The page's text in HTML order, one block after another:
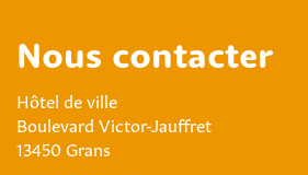
Nous contacter
Hôtel de ville
Boulevard Victor-Jauffret
13450 Grans